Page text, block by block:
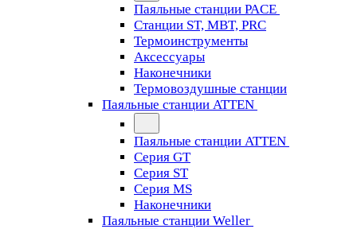
Паяльные станции PACE
Станции ST, MBT, PRC
Термоинструменты
Аксессуары
Наконечники
Термовоздушные станции
Паяльные станции ATTEN
Паяльные станции ATTEN
Серия GT
Серия ST
Серия MS
Наконечники
Паяльные станции Weller